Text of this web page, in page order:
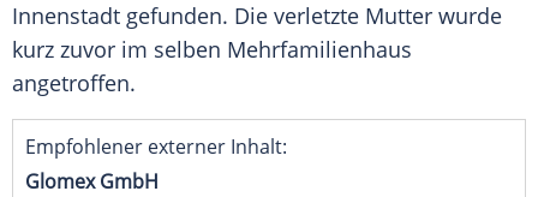
Innenstadt gefunden. Die verletzte Mutter wurde
kurz zuvor im selben Mehrfamilienhaus
angetroffen.
Empfohlener externer Inhalt:
Glomex GmbH